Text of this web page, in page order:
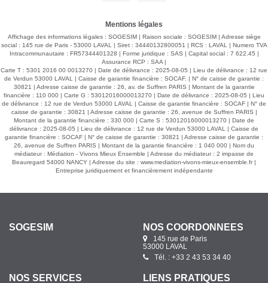
charge de l'acquéreur dont 4.48 %, soit un prix de 344 800
euros. Prix hors honoraires : 330 000 euros Pour tous
renseignements, contactez Sandrine DAVENEL au o7 67 94
90 67 Agent commercial (EI) RSAC n°103643730
Mentions légales
Affichage des informations légales : SOGESIM | Raison sociale : SOGESIM | Adresse siège
social : 145 rue de Paris - 53000 LAVAL | Siret : 34440132800051 | RCS : LAVAL | Numero TVA
Intracommunautaire : FR57344401328 | Forme juridique : SAS | Capital social : 7 622.45 |
Assurance RCP : SAA |
Carte T : 5301 2016 00 0013270 | Date de délivrance : 2025-08-05 | Lieu de délivrance : 12 rue
de Verdun 53000 LAVAL | Caisse de garantie financière : SOCAF. | N° de caisse de garantie :
30821 | Adresse caisse de garantie : 26, av. de Suffren PARIS | Montant de la garantie
financière : 110 000 | Carte G : 53012016000013270 | Date de délivrance : 2025-08-05 | Lieu
de délivrance : 12 rue de Verdun 53000 LAVAL | Caisse de garantie financière : SOCAF | N° de
caisse de garantie : 30821 | Adresse caisse de garantie : 26, avenue de Suffren PARIS |
Montant de la garantie financière : 330 000 | Carte S : 53012016000013270 | Date de
délivrance : 2025-08-05 | Lieu de délivrance : 12 rue de Verdun 53000 LAVAL | Caisse de
garantie financière : SOCAF | N° de caisse de garantie : 30821 | Adresse caisse de garantie :
26, avenue de Suffren PARIS | Montant de la garantie financière : 1 040 000 | Nom du
médiateur : Médiation - Vivons Mieux Ensemble | Adresse du médiateur : 2 impasse de
Beauregard 54000 NANCY | Adresse du site : www.mediation-vivons-mieux-ensemble.fr|
Entreprise juridiquement et financièrement indépendante
SOGESIM NOS COORDONNÉES
145 rue de Paris
53000 LAVAL
Tél. : +33 2 43 53 34 40
NOS SERVICES LIENS PRATIQUES